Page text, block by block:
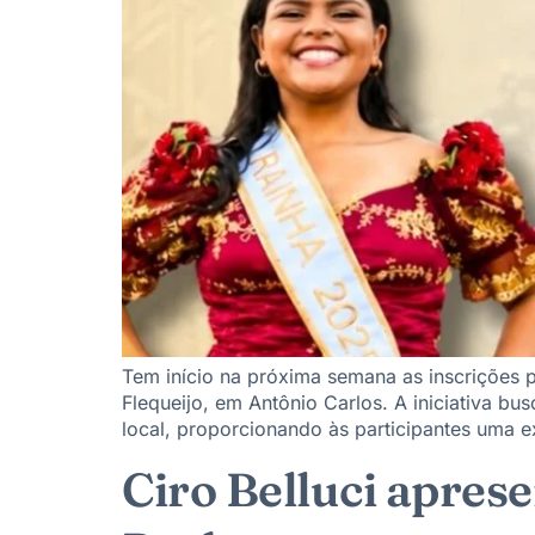
Tem início na próxima semana as inscrições
Flequeijo, em Antônio Carlos. A iniciativa
local, proporcionando às participantes uma
Ciro Belluci